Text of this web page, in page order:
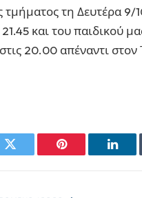
τη Δευτέρα 9/
και του παιδικού
20.00 απέναντι
Twitter Pinterest